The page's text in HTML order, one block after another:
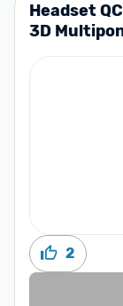
Headset
3D
2